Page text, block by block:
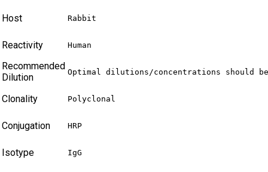
Host Rabbit
Reactivity Human
Recommended
Dilution
Optimal dilutions/concentrations should
Clonality Polyclonal
Conjugation HRP
Isotype IgG